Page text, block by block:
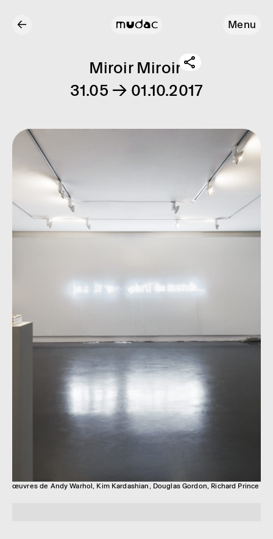
← Menu
Miroir Miroir
31.05 → 01.10.2017
œuvres de Andy Warhol, Kim Kardashian, Douglas Gordon, Richard Prince